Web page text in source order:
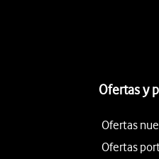
Ofertas y
Ofertas
Ofertas